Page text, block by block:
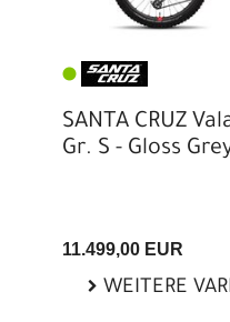
SANTA CRUZ
Gr. S - Gloss
11.499,00 EUR
WEITERE